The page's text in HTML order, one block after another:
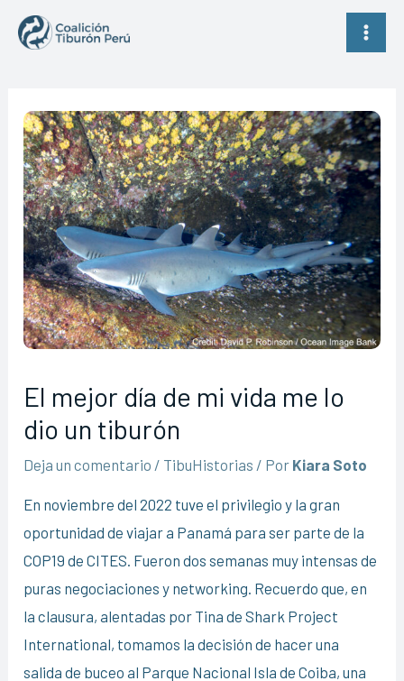
Main
El mejor día de mi vida me lo
dio un tiburón
Deja un comentario / TibuHistorias / Por Kiara Soto
En noviembre del 2022 tuve el privilegio y la gran
oportunidad de viajar a Panamá para ser parte de la
COP19 de CITES. Fueron dos semanas muy intensas de
puras negociaciones y networking. Recuerdo que, en
la clausura, alentadas por Tina de Shark Project
International, tomamos la decisión de hacer una
salida de buceo al Parque Nacional Isla de Coiba, una